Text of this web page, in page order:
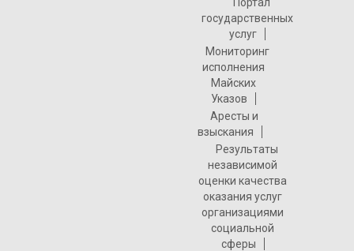
государственных
услуг
Мониторинг
исполнения
Майских
Указов
Аресты и
взыскания
Результаты
независимой
оценки качества
оказания услуг
организациями
социальной
сферы